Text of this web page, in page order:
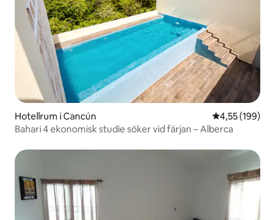
Hotellrum i Cancún 4,55 av 5 i
4,55 (199)
Bahari 4 ekonomisk studie söker vid färjan – Alberca